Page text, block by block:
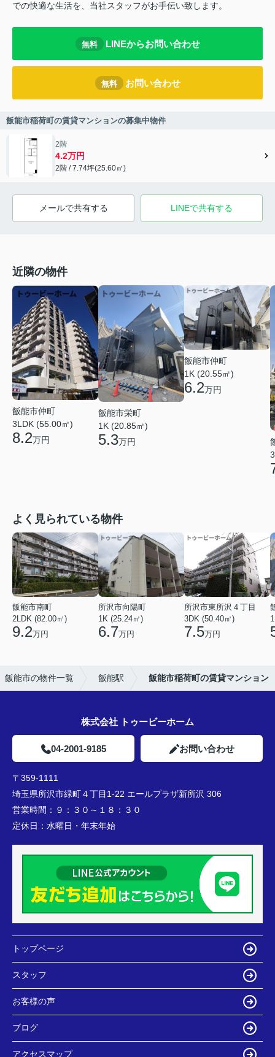
での快適な生活を、当社スタッフがお手伝い致します。
無料 LINEからお問い合わせ
無料 お問い合わせ
飯能市稲荷町の賃貸マンションの募集中物件
2階
4.2万円
2階 / 7.74坪(25.60㎡)
メールで共有する LINEで共有する
近隣の物件
飯能市仲町
3LDK (55.00㎡)
8.2万円
飯能市栄町
1K (20.85㎡)
5.3万円
飯能市仲町
1K (20.55㎡)
6.2万円
よく見られている物件
飯能市南町
2LDK (82.00㎡)
9.2万円
所沢市向陽町
1K (25.24㎡)
6.7万円
所沢市東所沢４丁目
3DK (50.40㎡)
7.5万円
飯能市の物件一覧 飯能駅 飯能市稲荷町の賃貸マンション
株式会社 トゥービーホーム
04-2001-9185 お問い合わせ
〒359-1111
埼玉県所沢市緑町４丁目1-22 エールプラザ新所沢 306
営業時間： ９：３０～１８：３０
定休日： 水曜日・年末年始
トップページ
スタッフ
お客様の声
ブログ
アクセスマップ